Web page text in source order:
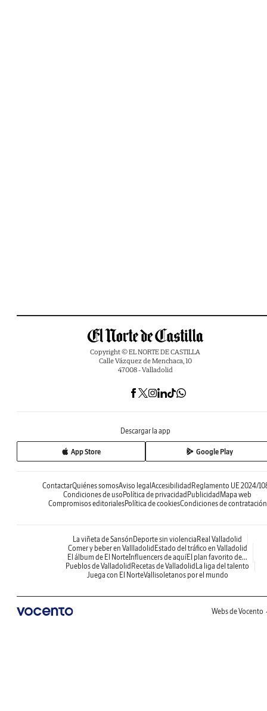
Copyright © EL NORTE DE CASTILLA
Calle Vázquez de Menchaca, 10
47008 - Valladolid
Descargar la app
App Store Google Play
ContactarQuiénes somosAviso legal Accesibilidad Reglamento UE 2024/
Condiciones de uso Política de privacidad Publicidad Mapa web
Compromisos editorialesPolítica de cookiesCondiciones de contratación
La viñeta de Sansón Deporte sin violencia Real Valladolid
Comer y beber en Vallladolid Estado del tráfico en Valladolid
El álbum de El NorteInfluencers de aquíEl plan favorito de...
Pueblos de Valladolid Recetas de Valladolid La liga del talento
Juega con El NorteVallisoletanos por el mundo
Webs de Vocento